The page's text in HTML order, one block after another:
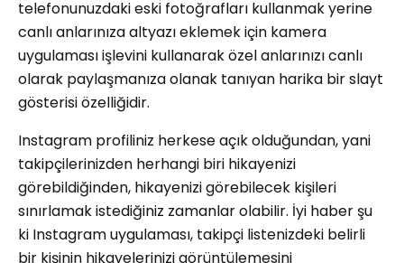
telefonunuzdaki eski fotoğrafları kullanmak yerine
canlı anlarınıza altyazı eklemek için kamera
uygulaması işlevini kullanarak özel anlarınızı canlı
olarak paylaşmanıza olanak tanıyan harika bir slayt
gösterisi özelliğidir.
Instagram profiliniz herkese açık olduğundan, yani
takipçilerinizden herhangi biri hikayenizi
görebildiğinden, hikayenizi görebilecek kişileri
sınırlamak istediğiniz zamanlar olabilir. İyi haber şu
ki Instagram uygulaması, takipçi listenizdeki belirli
bir kişinin hikayelerinizi görüntülemesini